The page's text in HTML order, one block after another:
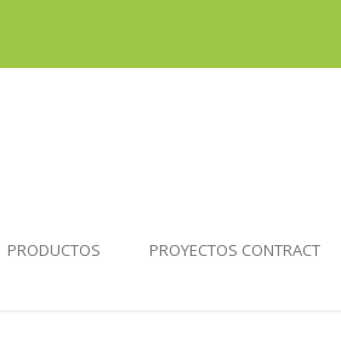
PRODUCTOS PROYECTOS CONTRACT